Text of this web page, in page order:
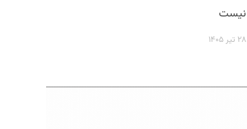
نیست
۲۸ تیر ۱۴۰۵